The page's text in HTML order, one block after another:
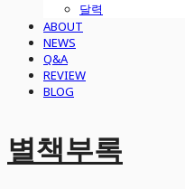
달력
ABOUT
NEWS
Q&A
REVIEW
BLOG
별책부록